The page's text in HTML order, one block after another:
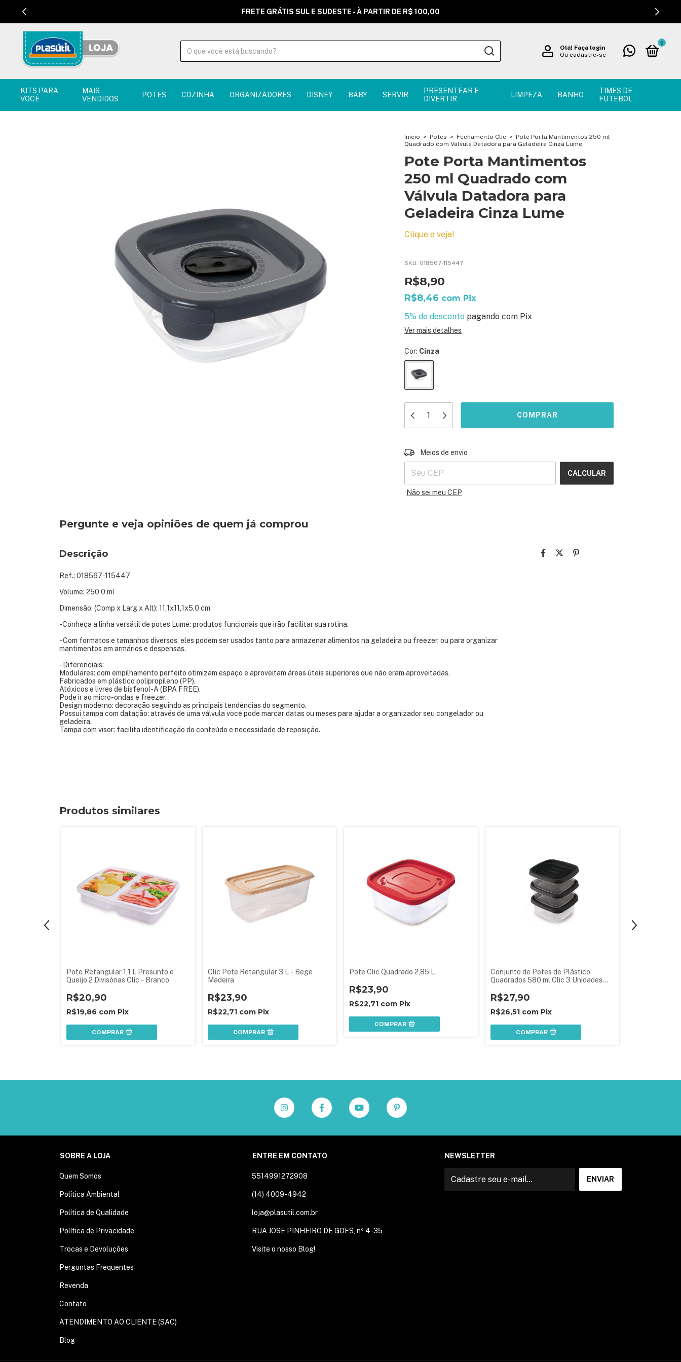
FRETE GRÁTIS SUL E SUDESTE - À PARTIR DE R$ 100,00
Olá! Faça login
Ou cadastre-se
0
KITS PARA
VOCÊ
MAIS
VENDIDOS
POTES COZINHA ORGANIZADORES DISNEY BABY SERVIR
PRESENTEAR E
DIVERTIR
LIMPEZA BANHO
TIMES DE
FUTEBOL
Início > Potes > Fechamento Clic > Pote Porta Mantimentos 250 ml
Quadrado com Válvula Datadora para Geladeira Cinza Lume
Pote Porta Mantimentos
250 ml Quadrado com
Válvula Datadora para
Geladeira Cinza Lume
Clique e veja!
SKU: 018567-115447
R$8,90
R$8,46 com Pix
5% de desconto pagando com Pix
Ver mais detalhes
Cor: Cinza
Entregas para o CEP:
Meios de envio
CALCULAR
Não sei meu CEP
Pergunte e veja opiniões de quem já comprou
Descrição
Ref.: 018567-115447
Volume: 250,0 ml
Dimensão: (Comp x Larg x Alt): 11,1x11,1x5,0 cm
-Conheça a linha versátil de potes Lume: produtos funcionais que irão facilitar sua rotina.
- Com formatos e tamanhos diversos, eles podem ser usados tanto para armazenar alimentos na geladeira ou freezer, ou para organizar
mantimentos em armários e despensas.
- Diferenciais:
Modulares: com empilhamento perfeito otimizam espaço e aproveitam áreas úteis superiores que não eram aproveitadas.
Fabricados em plástico polipropileno (PP).
Atóxicos e livres de bisfenol-A (BPA FREE).
Pode ir ao micro-ondas e freezer.
Design moderno: decoração seguindo as principais tendências do segmento.
Possui tampa com datação: através de uma válvula você pode marcar datas ou meses para ajudar a organizador seu congelador ou
geladeira.
Tampa com visor: facilita identificação do conteúdo e necessidade de reposição.
Produtos similares
Pote Retangular 1,1 L Presunto e
Queijo 2 Divisórias Clic - Branco
R$20,90
R$19,86 com Pix
COMPRAR
Clic Pote Retangular 3 L - Bege
Madeira
R$23,90
R$22,71 com Pix
COMPRAR
Pote Clic Quadrado 2,85 L
R$23,90
R$22,71 com Pix
COMPRAR
Conjunto de Potes de Plástico
Quadrados 580 ml Clic 3 Unidades
R$27,90
R$26,51 com Pix
COMPRAR
SOBRE A LOJA
Quem Somos
Política Ambiental
Política de Qualidade
Política de Privacidade
Trocas e Devoluções
Perguntas Frequentes
Revenda
Contato
ATENDIMENTO AO CLIENTE (SAC)
Blog
ENTRE EM CONTATO
5514991272908
(14) 4009-4942
loja@plasutil.com.br
RUA JOSE PINHEIRO DE GOES, nº 4-35
Visite o nosso Blog!
NEWSLETTER